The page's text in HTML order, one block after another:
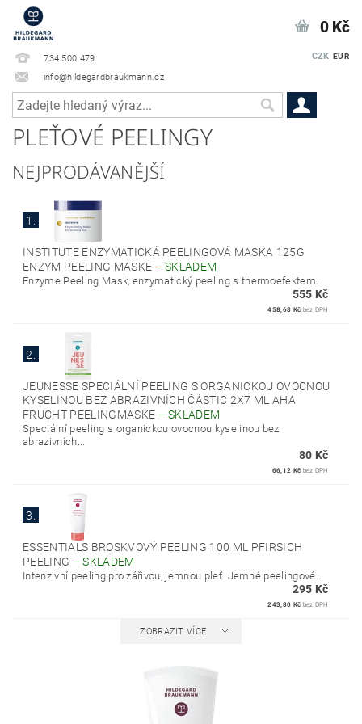
734 500 479
info@hildegardbraukmann.cz
CZK EUR
0 Kč
PLEŤOVÉ PEELINGY
NEJPRODÁVANĚJŠÍ
1.
INSTITUTE ENZYMATICKÁ PEELINGOVÁ MASKA 125G
ENZYM PEELING MASKE –SKLADEM
Enzyme Peeling Mask, enzymatický peeling s thermoefektem.
555 Kč
458,68 Kč bez DPH
2.
JEUNESSE SPECIÁLNÍ PEELING S ORGANICKOU OVOCNOU
KYSELINOU BEZ ABRAZIVNÍCH ČÁSTIC 2X7 ML AHA
FRUCHT PEELINGMASKE –SKLADEM
Speciální peeling s organickou ovocnou kyselinou bez
abrazivních...
80 Kč
66,12 Kč bez DPH
3.
ESSENTIALS BROSKVOVÝ PEELING 100 ML PFIRSICH
PEELING –SKLADEM
Intenzivní peeling pro zářivou, jemnou pleť. Jemné peelingové...
295 Kč
243,80 Kč bez DPH
ZOBRAZIT VÍCE